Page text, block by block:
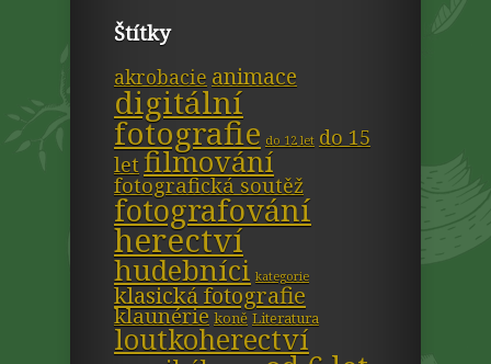
Štítky
akrobacie animace
digitální
fotografie do 12 let do 15
let filmování
fotografická soutěž
fotografování
herectví
hudebníci kategorie
klasická fotografie
klaunérie koně Literatura
loutkoherectví